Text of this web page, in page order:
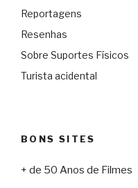
Reportagens
Resenhas
Sobre Suportes Físicos
Turista acidental
BONS SITES
+ de 50 Anos de Filmes